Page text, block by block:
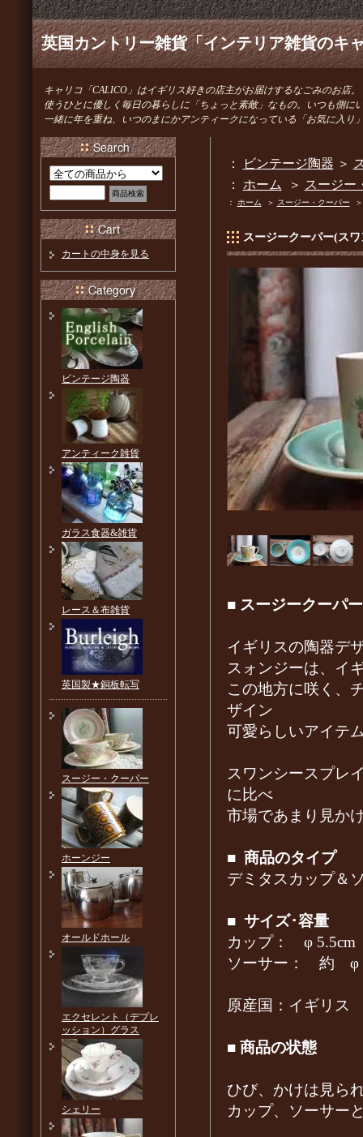
英国カントリー雑貨「インテリア雑貨の
キャリコ「CALICO」はイギリス好きの店主がお届けするなごみのお店。
使うひとに優しく毎日の暮らしに「ちょっと素敵」なもの。いつも側に
一緒に年を重ね、いつのまにかアンティークになっている「お気に入り
： ビンテージ陶器 ＞
： ホーム ＞ スージー
： ホーム ＞ スージー・クーパー
スージークーパー(ス
■ スージークーパ
イギリスの陶器デ
スォンジーは、イ
この地方に咲く、
ザイン
可愛らしいアイテ
スワンシースプレ
に比べ
市場であまり見か
■ 商品のタイプ
デミタスカップ＆
■ サイズ･容量
カップ： φ
ソーサー： 約 φ
原産国：イギリ
■ 商品の状態
ひび、かけは見ら
カップ、ソーサー
カートの中身を見る
ビンテージ陶器
アンティーク雑貨
ガラス食器&雑貨
レース＆布雑貨
英国製★銅板転写
スージー・クーパー
ホーンジー
オールドホール
エクセレント（デプレ
ッション）グラス
シェリー